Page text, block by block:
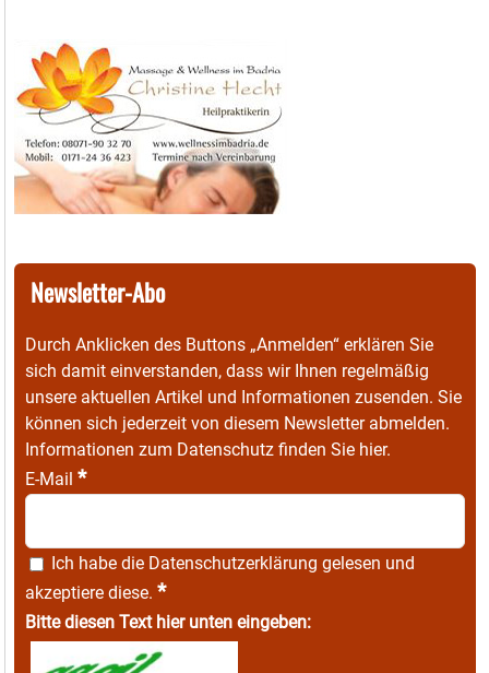
Newsletter-Abo
Durch Anklicken des Buttons „Anmelden“ erklären Sie
sich damit einverstanden, dass wir Ihnen regelmäßig
unsere aktuellen Artikel und Informationen zusenden. Sie
können sich jederzeit von diesem Newsletter abmelden.
Informationen zum Datenschutz finden Sie hier.
E-Mail *
Ich habe die Datenschutzerklärung gelesen und
akzeptiere diese. *
Bitte diesen Text hier unten eingeben: